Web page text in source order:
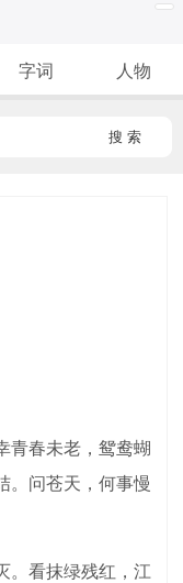
字词 人物
搜 索
春未老，鸳鸯蝴
。问苍天，何事慢
看抹绿残红，江